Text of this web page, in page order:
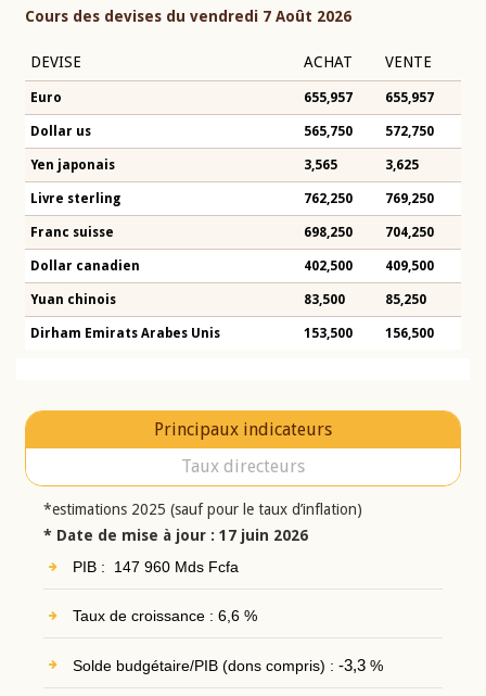
Cours des devises du vendredi 7 Août 2026
DEVISE ACHAT VENTE
Euro 655,957 655,957
Dollar us 565,750 572,750
Yen japonais 3,565 3,625
Livre sterling 762,250 769,250
Franc suisse 698,250 704,250
Dollar canadien 402,500 409,500
Yuan chinois 83,500 85,250
Dirham Emirats Arabes Unis 153,500 156,500
Principaux indicateurs
Taux directeurs
*estimations 2025 (sauf pour le taux d’inflation)
* Date de mise à jour : 17 juin 2026
PIB : 147 960 Mds Fcfa
Taux de croissance : 6,6 %
Solde budgétaire/PIB (dons compris) : -3,3%